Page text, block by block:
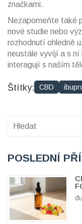
značkami.
Nezapomeňte také
nové studie nebo
rozhodnutí ohledně
neustále vyvíjí a s ní
interagují s naším
Štítky: CBD
POSLEDNÍ